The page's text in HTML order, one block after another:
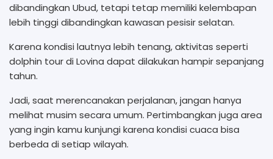
dibandingkan Ubud, tetapi tetap memiliki kelembapan
lebih tinggi dibandingkan kawasan pesisir selatan.
Karena kondisi lautnya lebih tenang, aktivitas seperti
dolphin tour di Lovina dapat dilakukan hampir sepanjang
tahun.
Jadi, saat merencanakan perjalanan, jangan hanya
melihat musim secara umum. Pertimbangkan juga area
yang ingin kamu kunjungi karena kondisi cuaca bisa
berbeda di setiap wilayah.